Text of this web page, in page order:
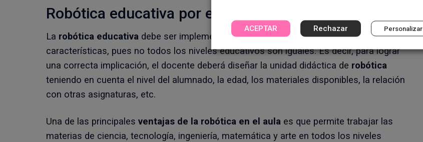
Robótica educativa por edades en el colegio
La robótica educativa debe ser implementada teniendo en cuenta una serie de
características, pues no todos los niveles educativos son iguales. Es decir, para lograr
una correcta implicación, el docente deberá diseñar la unidad didáctica de robótica
teniendo en cuenta el nivel del alumnado, la edad, los materiales disponibles, la relación
con otras asignaturas, etc.
Una de las principales ventajas de la robótica en el aula es que permite trabajar las
materias de ciencia, tecnología, ingeniería, matemática y arte en todos los niveles
ACEPTAR Rechazar Personalizar